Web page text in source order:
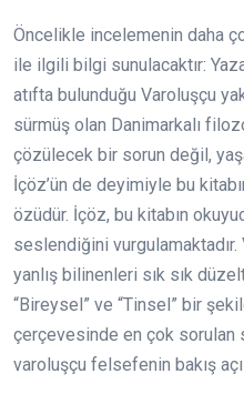
Öncelikle incelemenin daha
ile ilgili bilgi sunulacaktır:
atıfta bulunduğu Varoluşçu
sürmüş olan Danimarkalı
çözülecek bir sorun değil,
İçöz’ün de deyimiyle bu
özüdür. İçöz, bu kitabın
seslendiğini vurgulamaktadır.
yanlış bilinenleri sık sık
“Bireysel” ve “Tinsel” bir
çerçevesinde en çok sorulan
varoluşçu felsefenin bakış